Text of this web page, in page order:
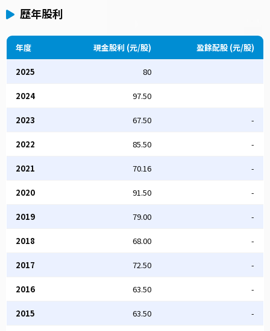
歷年股利
年度 現金股利 (元/股) 盈餘配股 (元/股)
2025 80
2024 97.50
2023 67.50 -
2022 85.50 -
2021 70.16 -
2020 91.50 -
2019 79.00 -
2018 68.00 -
2017 72.50 -
2016 63.50 -
2015 63.50 -